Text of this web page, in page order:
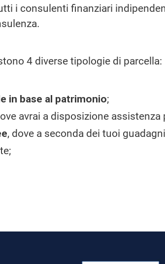
i consulenti finanziari
4 diverse tipologie di parcella:
in base al patrimonio;
avrai a disposizione assistenza
, dove a seconda dei tuoi